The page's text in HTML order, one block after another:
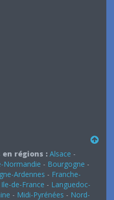
en régions : Alsace -
Normandie - Bourgogne -
Ardennes - Franche-
Ile-de-France - Languedoc-
- Midi-Pyrénées - Nord-